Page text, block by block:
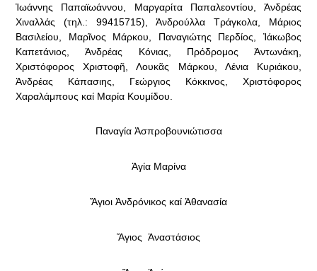
Ἰωάννης Παπαϊωάννου, Μαργαρίτα Παπαλεοντίου, Ἀνδρέας
Χιναλλάς (τηλ.: 99415715), Ἀνδρούλλα Τράγκολα, Μάριος
Βασιλείου, Μαρῖνος Μάρκου, Παναγιώτης Περδίος, Ἰάκωβος
Καπετάνιος, Ἀνδρέας Κόνιας, Πρόδρομος Ἀντωνάκη,
Χριστόφορος Χριστοφῆ, Λουκᾶς Μάρκου, Λένια Κυριάκου,
Ἀνδρέας Κάπασιης, Γεώργιος Κόκκινος, Χριστόφορος
Χαραλάμπους καί Μαρία Κουμίδου.
Παναγία Ἀσπροβουνιώτισσα
Ἁγία Μαρίνα
Ἅγιοι Ἀνδρόνικος καί Ἀθανασία
Ἅγιος Ἀναστάσιος